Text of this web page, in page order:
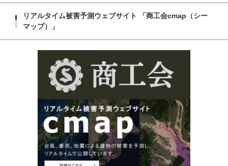
リアルタイム被害予測ウェブサイト 「商工会cmap（シー
マップ）」